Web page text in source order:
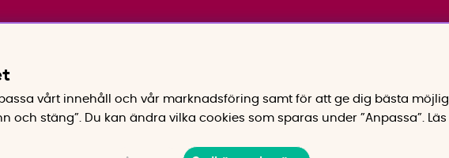
vårt innehåll och vår marknadsföring samt för att ge dig bästa
och stäng”. Du kan ändra vilka cookies som sparas under ”Anpassa”.